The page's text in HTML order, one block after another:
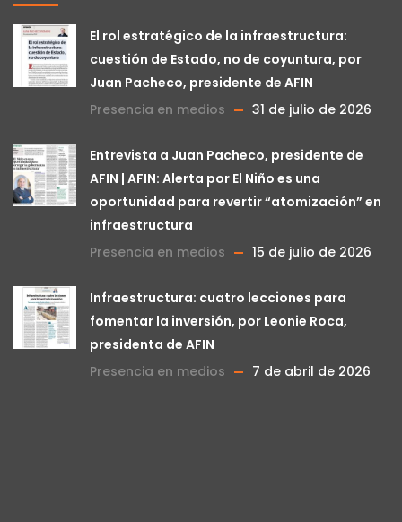
El rol estratégico de la infraestructura:
cuestión de Estado, no de coyuntura, por
Juan Pacheco, presidente de AFIN
Presencia en medios
31 de julio de 2026
Entrevista a Juan Pacheco, presidente de
AFIN | AFIN: Alerta por El Niño es una
oportunidad para revertir “atomización” en
infraestructura
Presencia en medios
15 de julio de 2026
Infraestructura: cuatro lecciones para
fomentar la inversión, por Leonie Roca,
presidenta de AFIN
Presencia en medios
7 de abril de 2026